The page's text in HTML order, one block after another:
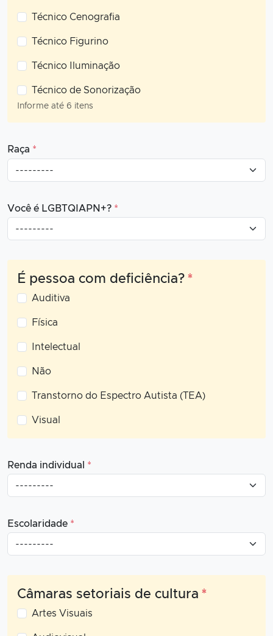
Técnico Cenografia
Técnico Figurino
Técnico Iluminação
Técnico de Sonorização
Informe até 6 itens
Raça *
Você é LGBTQIAPN+? *
É pessoa com deficiência? *
Auditiva
Física
Intelectual
Não
Transtorno do Espectro Autista (TEA)
Visual
Renda individual *
Escolaridade *
Câmaras setoriais de cultura *
Artes Visuais